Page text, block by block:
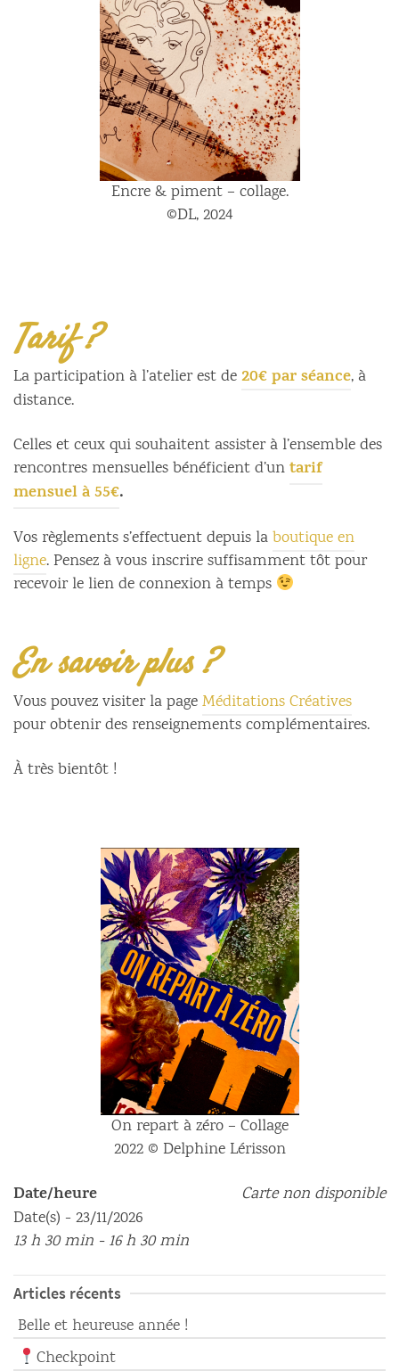
Encre & piment – collage.
©DL, 2024
Tarif ?
La participation à l’atelier est de20€ par séance, à
distance.
Celles et ceux qui souhaitent assister à l’ensemble des
rencontres mensuelles bénéficient d’untarif
mensuel à 55€.
Vos règlements s’effectuent depuis laboutique en
ligne. Pensez à vous inscrire suffisamment tôt pour
recevoir le lien de connexion à temps
En savoir plus ?
Vous pouvez visiter la pageMéditations Créatives
pour obtenir des renseignements complémentaires.
À très bientôt !
On repart à zéro – Collage
2022 © Delphine Lérisson
Carte non disponible
Date/heure
Date(s) - 23/11/2026
13 h 30 min - 16 h 30 min
Articles récents
Belle et heureuse année !
Checkpoint